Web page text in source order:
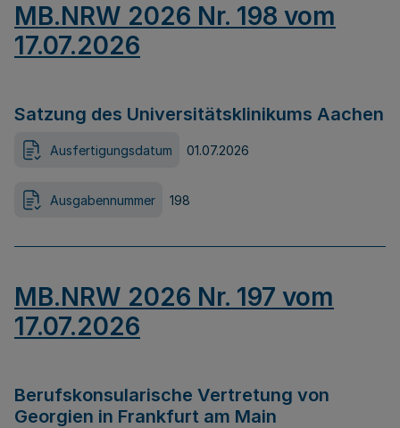
MB.NRW 2026 Nr. 198 vom
17.07.2026
Satzung des Universitätsklinikums Aachen
Ausfertigungsdatum 01.07.2026
Ausgabennummer 198
MB.NRW 2026 Nr. 197 vom
17.07.2026
Berufskonsularische Vertretung von
Georgien in Frankfurt am Main